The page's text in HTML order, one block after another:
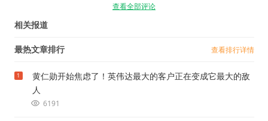
查看全部评论
相关报道
最热文章排行 查看排行详情
1
黄仁勋开始焦虑了！英伟达最大的客户正在变成它最大的敌
人
6191